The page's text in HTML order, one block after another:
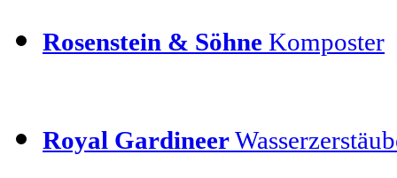
Rosenstein & Söhne Komposter
Royal Gardineer